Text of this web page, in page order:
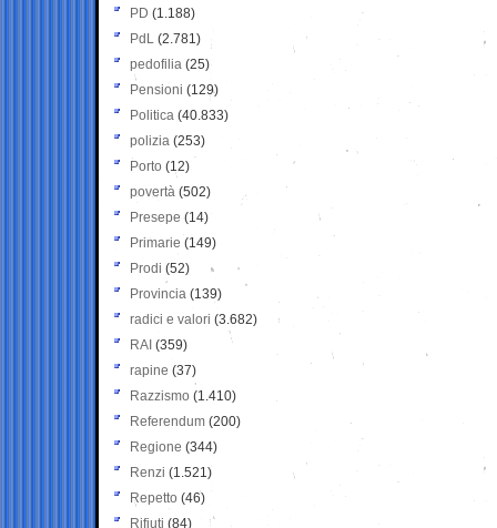
PD (1.188)
PdL (2.781)
pedofilia (25)
Pensioni (129)
Politica (40.833)
polizia (253)
Porto (12)
povertà (502)
Presepe (14)
Primarie (149)
Prodi (52)
Provincia (139)
radici e valori (3.682)
RAI (359)
rapine (37)
Razzismo (1.410)
Referendum (200)
Regione (344)
Renzi (1.521)
Repetto (46)
Rifiuti (84)